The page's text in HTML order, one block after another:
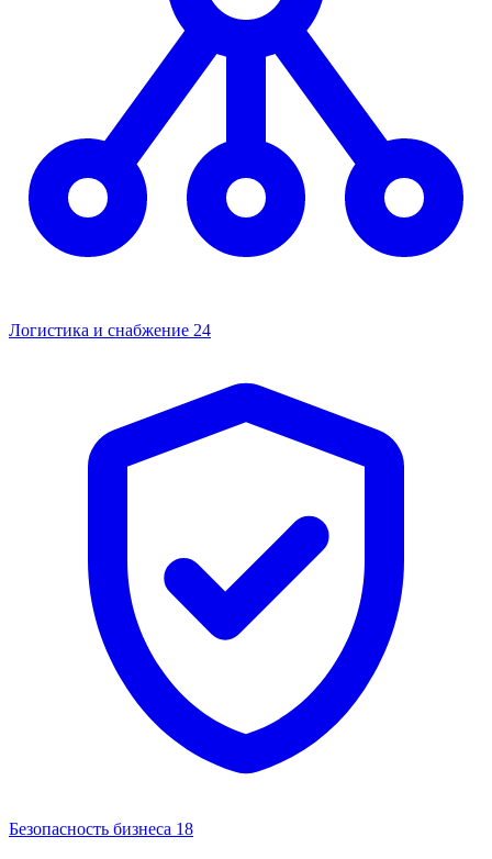
Логистика и снабжение 24
Безопасность бизнеса 18